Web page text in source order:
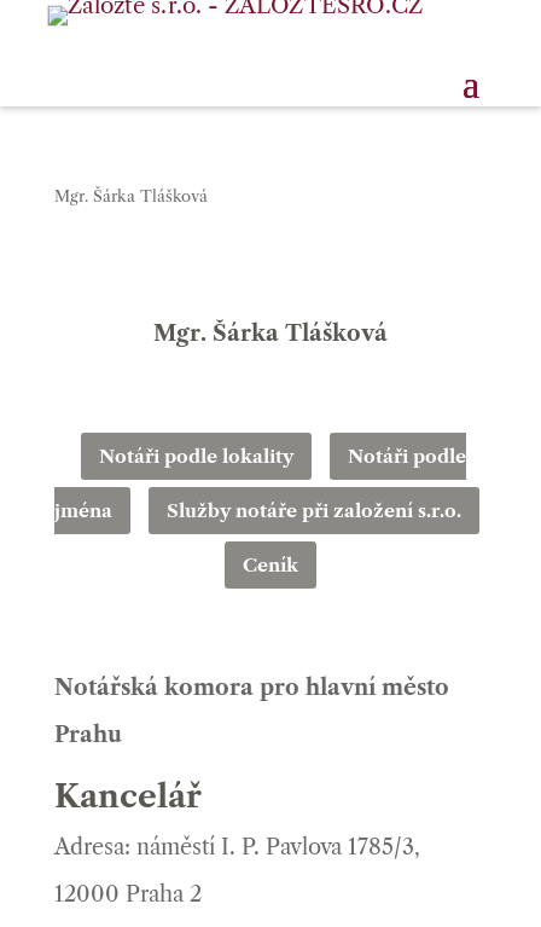
Mgr. Šárka Tlášková
Mgr. Šárka Tlášková
Notáři podle lokality Notáři podle
jména Služby notáře při založení s.r.o.
Ceník
Notářská komora pro hlavní město
Prahu
Kancelář
Adresa: náměstí I. P. Pavlova 1785/3,
12000 Praha 2